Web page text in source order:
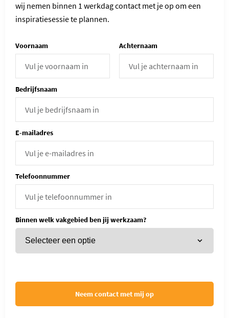
wij nemen binnen 1 werkdag contact met je op om een
inspiratiesessie te plannen.
Voornaam Achternaam
Bedrijfsnaam
E-mailadres
Telefoonnummer
Binnen welk vakgebied ben jij werkzaam?
Neem contact met mij op